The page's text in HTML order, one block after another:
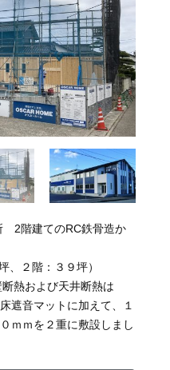
2階建てのRC鉄骨造か
２階：３９坪）
熱および天井断熱は
遮音マットに加えて、１
ｍｍを２重に敷設しまし